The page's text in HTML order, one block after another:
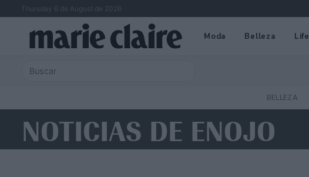
Thursday 6 de August de 2026
Moda Belleza
BELLEZA
NOTICIAS DE ENOJO